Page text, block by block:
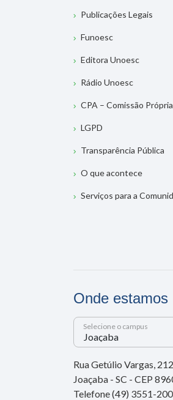
Publicações Legais
Funoesc
Editora Unoesc
Rádio Unoesc
CPA – Comissão
LGPD
Transparência Pública
O que acontece
Serviços para a
Onde estamos
Selecione o campus
Rua Getúlio Vargas,
Joaçaba - SC - CEP
Telefone (49) 3551-